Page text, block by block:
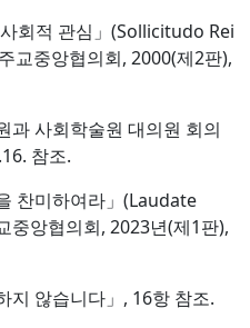
회적 관심」(Sollicitudo Rei
교중앙협의회, 2000(제2판),
과 사회학술원 대의원 회의
참조.
찬미하여라」(Laudate
중앙협의회, 2023년(제1판),
지 않습니다」, 16항 참조.